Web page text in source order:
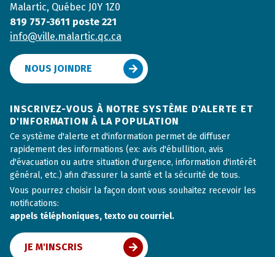
Malartic, Québec J0Y 1Z0
819 757-3611 poste 221
info@ville.malartic.qc.ca
NOUS JOINDRE
INSCRIVEZ-VOUS À NOTRE SYSTÈME D'ALERTE ET
D'INFORMATION À LA POPULATION
Ce système d'alerte et d'information permet de diffuser
rapidement des informations (ex: avis d'ébullition, avis
d'évacuation ou autre situation d'urgence, information d'intérêt
général, etc.) afin d'assurer la santé et la sécurité de tous.
Vous pourrez choisir la façon dont vous souhaitez recevoir les
notifications:
appels téléphoniques, texto ou courriel.
JE M'INSCRIS